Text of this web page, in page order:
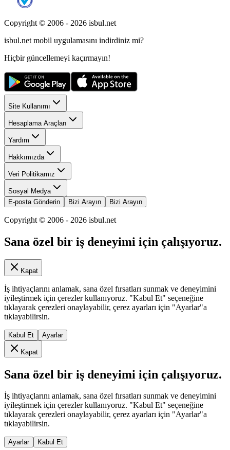
Copyright © 2006 - 2026 isbul.net
isbul.net mobil uygulamasını indirdiniz mi?
Hiçbir güncellemeyi kaçırmayın!
Site Kullanımı
Hesaplama Araçları
Yardım
Hakkımızda
Veri Politikamız
Sosyal Medya
E-posta Gönderin
Bizi Arayın Bizi Arayın
Copyright © 2006 - 2026 isbul.net
Sana özel bir iş deneyimi için çalışıyoruz.
Kapat
İş ihtiyaçlarını anlamak, sana özel fırsatları sunmak ve deneyimini
iyileştirmek için çerezler kullanıyoruz. "Kabul Et" seçeneğine
tıklayarak çerezleri onaylayabilir, çerez ayarları için "Ayarlar"a
tıklayabilirsin.
Kabul Et Ayarlar
Kapat
Sana özel bir iş deneyimi için çalışıyoruz.
İş ihtiyaçlarını anlamak, sana özel fırsatları sunmak ve deneyimini
iyileştirmek için çerezler kullanıyoruz. "Kabul Et" seçeneğine
tıklayarak çerezleri onaylayabilir, çerez ayarları için "Ayarlar"a
tıklayabilirsin.
Ayarlar Kabul Et